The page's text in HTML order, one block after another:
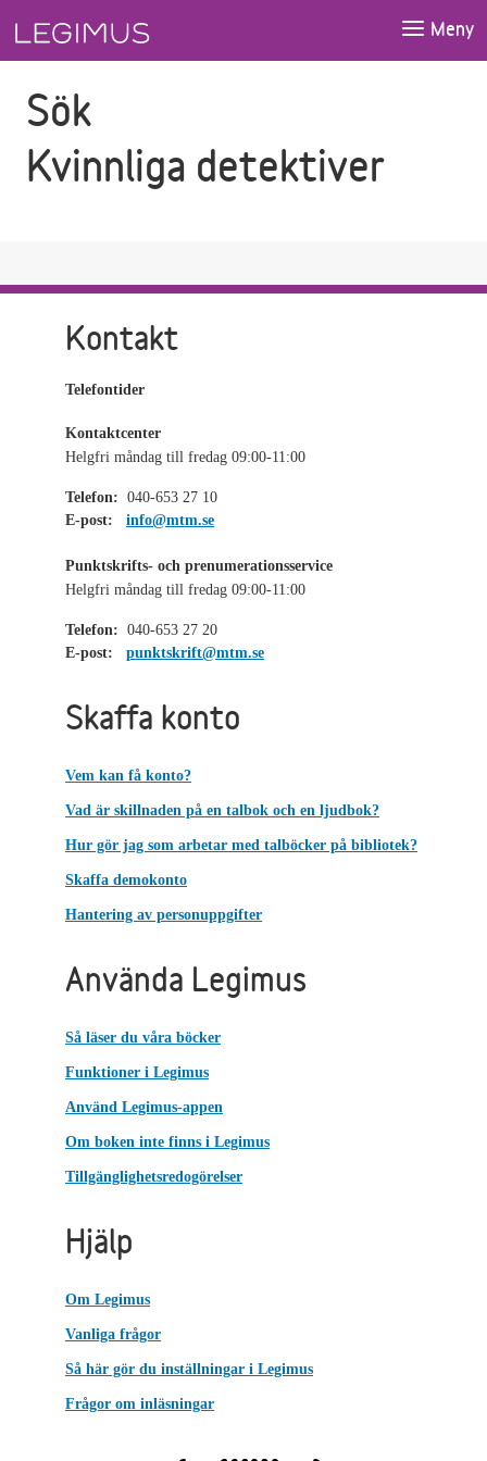
Meny
Sök
Kvinnliga detektiver
Kontakt
Telefontider
Kontaktcenter
Helgfri måndag till fredag 09:00-11:00
Telefon: 040-653 27 10
E-post:
info@mtm.se
Punktskrifts- och prenumerationsservice
Helgfri måndag till fredag 09:00-11:00
Telefon: 040-653 27 20
E-post:
punktskrift@mtm.se
Skaffa konto
Vem kan få konto?
Vad är skillnaden på en talbok och en ljudbok?
Hur gör jag som arbetar med talböcker på bibliotek?
Skaffa demokonto
Hantering av personuppgifter
Använda Legimus
Så läser du våra böcker
Funktioner i Legimus
Använd Legimus-appen
Om boken inte finns i Legimus
Tillgänglighetsredogörelser
Hjälp
Om Legimus
Vanliga frågor
Så här gör du inställningar i Legimus
Frågor om inläsningar